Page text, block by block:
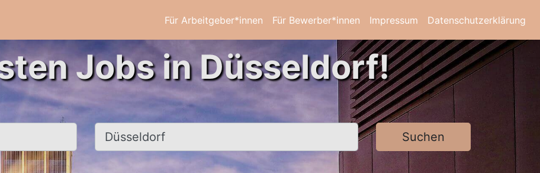
Für Arbeitgeber*innen Für Bewerber*innen Impressum Datenschutzerklärung
Jobs in Düsseldorf!
Ort, Stadt Suchen